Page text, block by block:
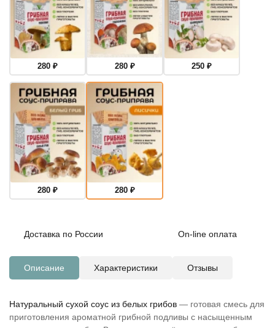
280₽ 280 ₽ 250 ₽
280₽ 280 ₽
Доставка по России On-line оплата
Описание Характеристики Отзывы
Натуральный сухой соус из белых грибов — готовая смесь для
приготовления ароматной грибной подливы с насыщенным